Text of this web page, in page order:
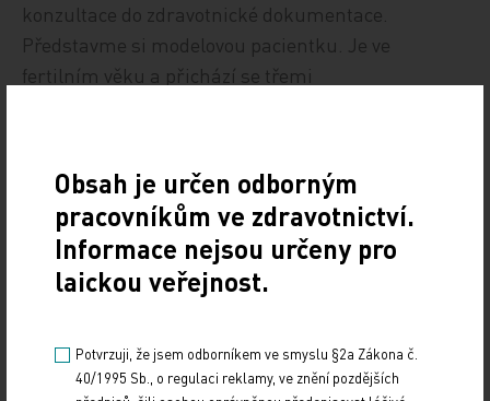
konzultace do zdravotnické dokumentace.
Představme si modelovou pacientku. Je ve
fertilním věku a přichází se třemi
se vrací po třech letech, chce otěhotnět, ale je jí
diagnostikována progresivně vzniklá mnohočetná
myomatóza o velikosti nádorů 4–7 cm, tedy
indikace k hysterektomii, ev. chirurgické enukleaci
myomů. Taková žena by mohla lékaře úspěšně
o konzervativní terapii asymptomatických
myomů.“
Obsah je určen odborným
pracovníkům ve zdravotnictví.
Informace nejsou určeny pro
laickou veřejnost.
Potvrzuji, že jsem odborníkem ve smyslu §2a Zákona č.
40/1995 Sb., o regulaci reklamy, ve znění pozdějších